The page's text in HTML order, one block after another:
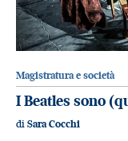
Magistratura e società
I Beatles sono
di Sara Cocchi